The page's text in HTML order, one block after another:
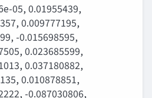
05, 0.01955439,
0.009777195,
-0.015698595,
0.023685599,
0.037180882,
0.010878851,
-0.087030806,